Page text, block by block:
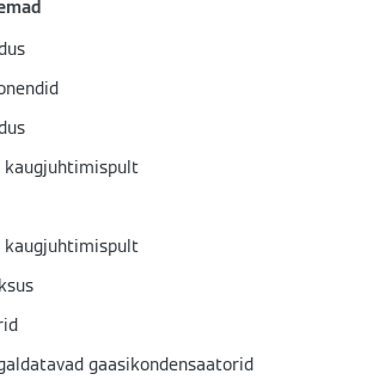
gaasikondensaatorid